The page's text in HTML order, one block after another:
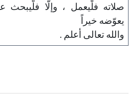
صلاته فلْيعمل ، وإلّا فلْيبحث
يعوّضه خيراً
والله تعالى أعلم .